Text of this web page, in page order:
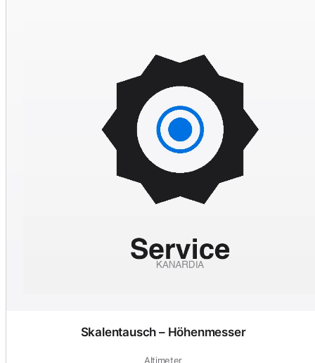
Skalentausch – Höhenmesser
Altimeter